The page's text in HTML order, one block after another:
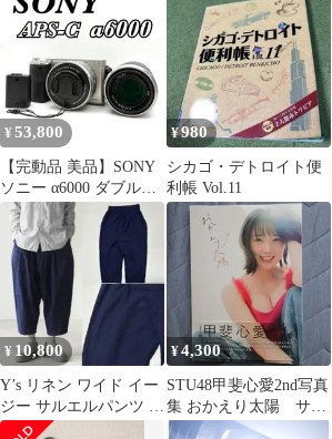
¥ 53,800
【完動品 美品】SONY
ソニー α6000 ダブルズ
ームレンズキット
ILCE-6000 ミラーレス
一眼 E PZ 16-50mm
F3.5-5.6 OSS + E 55-
210mm F4.5-6.3 OSS シ
ルバー ILCE-6000Y 返
金保証
¥980
シカゴ・デトロイト便
利帳 Vol.11
¥ 10,800
Y’s リネン ワイド イー
ジー サルエルパンツ イ
ンバーテッドタック 千
¥4,300
STU48甲斐心愛2nd写真
集 おかえり太陽 サイ
ン入